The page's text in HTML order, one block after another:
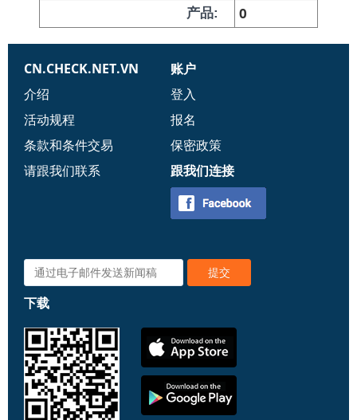
产品: 0
CN.CHECK.NET.VN
介绍
活动规程
条款和条件交易
请跟我们联系
账户
登入
报名
保密政策
跟我们连接
下载